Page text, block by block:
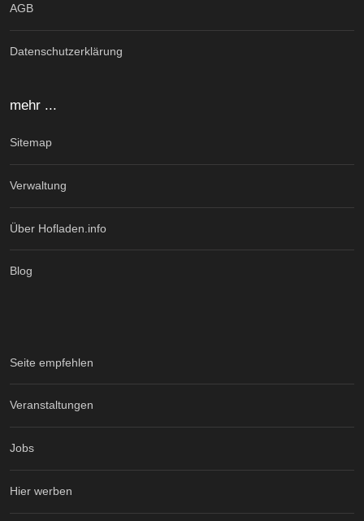
AGB
Datenschutzerklärung
mehr ...
Sitemap
Verwaltung
Über Hofladen.info
Blog
Seite empfehlen
Veranstaltungen
Jobs
Hier werben